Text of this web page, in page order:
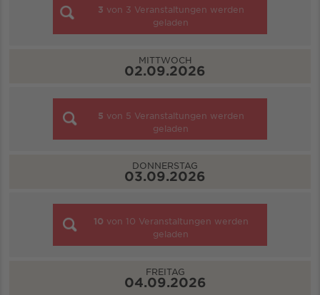
3 von 3 Veranstaltungen werden
geladen
MITTWOCH
02.09.2026
5 von 5 Veranstaltungen werden
geladen
DONNERSTAG
03.09.2026
10 von 10 Veranstaltungen werden
geladen
FREITAG
04.09.2026